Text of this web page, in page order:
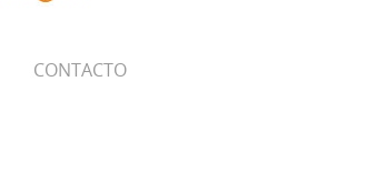
CONTACTO